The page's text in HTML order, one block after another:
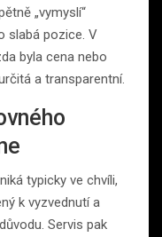
„vymyslí“
slabá pozice. V
byla cena nebo
a transparentní.
typicky ve chvíli,
k vyzvednutí a
Servis pak